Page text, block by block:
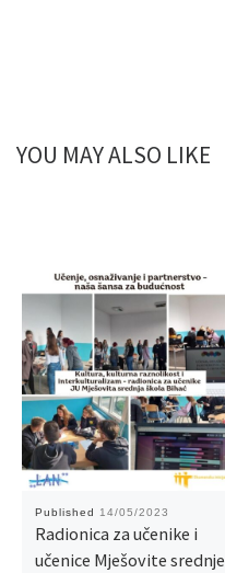
YOU MAY ALSO LIKE
Published 14/05/2023
Radionica za učenike i
učenice Mješovite srednje